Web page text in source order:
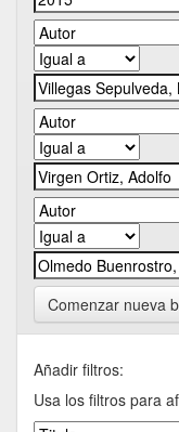
Comenzar nueva
Añadir filtros:
Usa los filtros para